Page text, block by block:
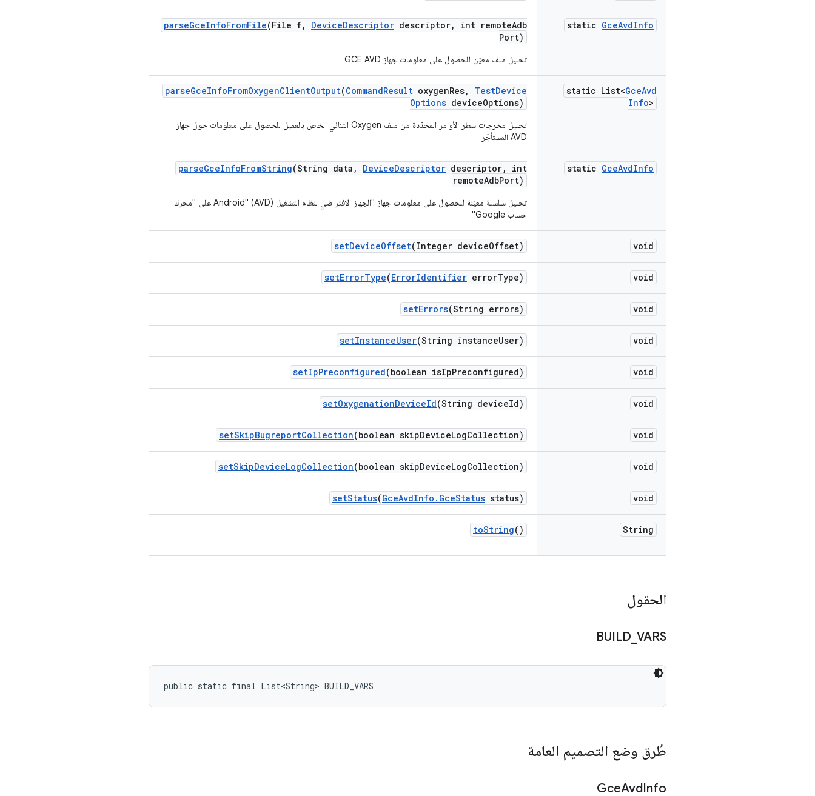
static GceAvdInfo
parseGceInfoFromFile(File f, DeviceDescriptor descriptor, int remoteAdb
Port)
تحليل ملف معيّن للحصول على معلومات جهاز GCE AVD
static List<GceAvd
Info>
parseGceInfoFromOxygenClientOutput(CommandResult oxygenRes, TestDevice
Options deviceOptions)
تحليل مخرجات سطر الأوامر المحدّدة من ملف Oxygen الثنائي الخاص بالعميل للحصول على معلومات حول جهاز
AVD المستأجَر
static GceAvdInfo
parseGceInfoFromString(String data , DeviceDescriptor descriptor,
int
remoteAdbPort)
تحليل سلسلة معيّنة للحصول على معلومات جهاز "الجهاز الافتراضي لنظام التشغيل Android" (AVD) على "محرك
حساب Google"
void
setDeviceOffset(Integer deviceOffset)
void
setErrorType(ErrorIdentifier errorType)
void
setErrors(String errors)
void
setInstanceUser(String instanceUser)
void
setIpPreconfigured(boolean isIpPreconfigured)
void
setOxygenationDeviceId(String deviceId)
void
setSkipBugreportCollection(boolean skipDeviceLogCollection)
void
setSkipDeviceLogCollection(boolean skipDeviceLogCollection)
void
setStatus(GceAvdInfo . GceStatus status)
String
toString()
الحقول
BUILD VARS
public static final List<String> BUILD_VARS
طُرق وضع التصميم العامة
GceAvdInfo